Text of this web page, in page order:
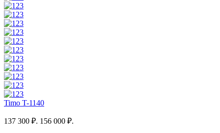
Timo T-1140
137 300 ₽. 156 000 ₽.